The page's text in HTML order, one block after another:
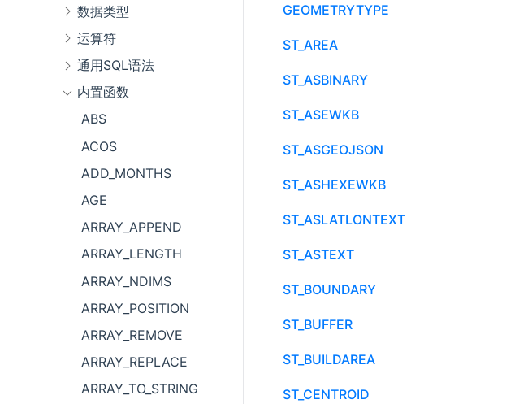
数据类型
运算符
通用SQL语法
内置函数
ABS
ACOS
ADD_MONTHS
AGE
ARRAY_APPEND
ARRAY_LENGTH
ARRAY_NDIMS
ARRAY_POSITION
ARRAY_REMOVE
ARRAY_REPLACE
ARRAY_TO_STRING
GEOMETRYTYPE
ST_AREA
ST_ASBINARY
ST_ASEWKB
ST_ASGEOJSON
ST_ASHEXEWKB
ST_ASLATLONTEXT
ST_ASTEXT
ST_BOUNDARY
ST_BUFFER
ST_BUILDAREA
ST_CENTROID